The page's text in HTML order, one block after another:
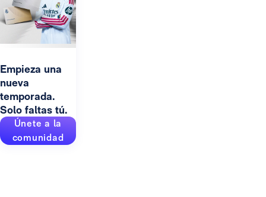
Empieza una
nueva
temporada.
Solo faltas tú.
Únete a la
comunidad